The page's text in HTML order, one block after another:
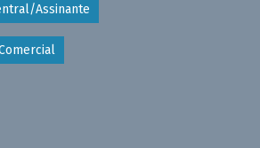
Assinante